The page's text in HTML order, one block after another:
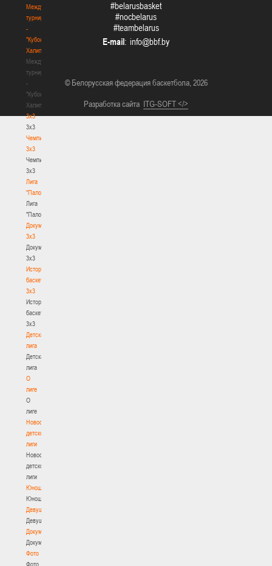
Международный
турнир
-
"Кубок
Халипского"
Международный
турнир
-
"Кубок
Халипского"
3x3
3x3
Чемпионат
3х3
Чемпионат
3х3
Лига
"Палова"
Лига
"Палова"
Документы
3х3
Документы
3х3
История
баскетбола
3х3
История
баскетбола
3х3
Детская
лига
Детская
лига
О
лиге
О
лиге
Новости
детской
лиги
Новости
детской
лиги
Юноши
Юноши
Девушки
Девушки
Документы
Документы
Фото
Фото
#belarusbasket
#nocbelarus
#teambelarus
E-mail:
© Белорусская федерация баскетбола, 2026
Разработка сайта ITG-SOFT </>